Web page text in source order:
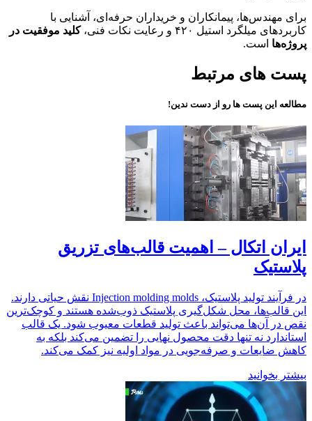
برای مهندس‌ها، پیمانکاران و خریداران حرفه‌ای، آشنایی با
کاربردهای میلگرد استیل ۴۲۰ و رعایت نکات فنی،
کلید موفقیت در
پروژه‌ها است.
پست های مرتبط
مطالعه این پست ها رو از دست ندین!
ایران اتکال – اهمیت قالب‌های تزریق
پلاستیک
در فرآیند تولید پلاستیک، Injection molding molds نقش حیاتی دارند.
این قالب‌ها، محل شکل‌گیری پلاستیک ذوب‌شده هستند و کوچک‌ترین
نقص در آن‌ها می‌تواند باعث تولید قطعات معیوب شود. یک قالب
استاندارد نه تنها دقت محصول نهایی را تضمین می‌کند بلکه به
کاهش ضایعات و صرفه‌جویی در مواد اولیه نیز کمک می‌کند.
بیشتر بخوانید